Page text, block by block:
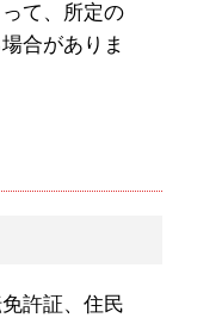
て、所定の
合がありま
許証、住民